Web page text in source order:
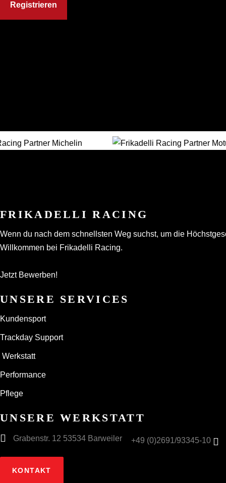
FRIKADELLI RACING
Wenn du nach dem schnellsten Weg suchst, um die
Willkommen bei Frikadelli Racing.
Jetzt Bewerben!
UNSERE SERVICES
Kundensport
Trackday Support
Werkstatt
Performance
Pflege
UNSERE WERKSTATT
Grabenstr. 12 53534 Barweiler +49 (0)2691/93345-10
KONTAKT